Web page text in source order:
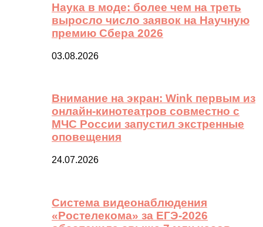
Наука в моде: более чем на треть
выросло число заявок на Научную
премию Сбера 2026
03.08.2026
Внимание на экран: Wink первым из
онлайн-кинотеатров совместно с
МЧС России запустил экстренные
оповещения
24.07.2026
Система видеонаблюдения
«Ростелекома» за ЕГЭ-2026